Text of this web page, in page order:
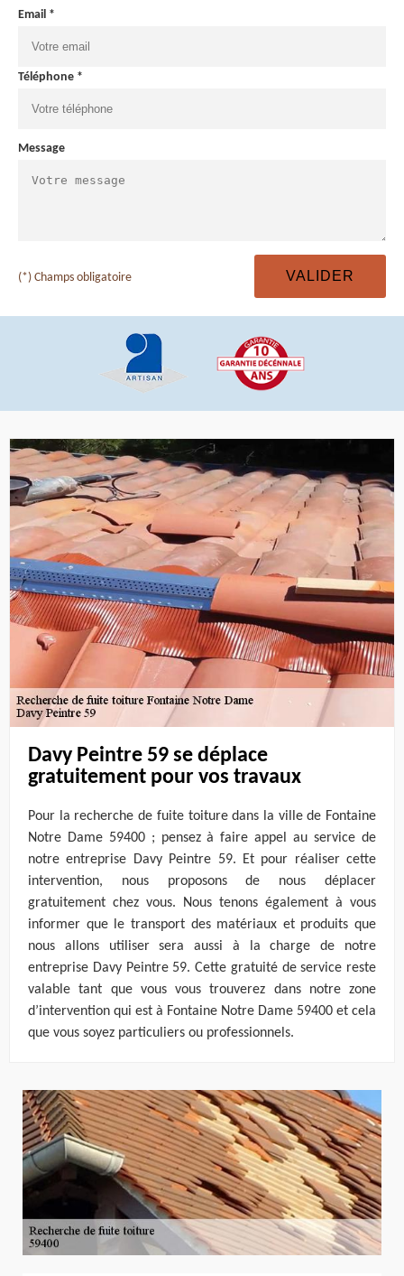
Email *
Téléphone *
Message
(*) Champs obligatoire
Davy Peintre 59 se déplace
gratuitement pour vos travaux
Pour la recherche de fuite toiture dans la ville de Fontaine
Notre Dame 59400 ; pensez à faire appel au service de
notre entreprise Davy Peintre 59. Et pour réaliser cette
intervention, nous proposons de nous déplacer
gratuitement chez vous. Nous tenons également à vous
informer que le transport des matériaux et produits que
nous allons utiliser sera aussi à la charge de notre
entreprise Davy Peintre 59. Cette gratuité de service reste
valable tant que vous vous trouverez dans notre zone
d’intervention qui est à Fontaine Notre Dame 59400 et cela
que vous soyez particuliers ou professionnels.